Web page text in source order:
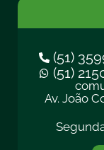
(51)
(51)
Av. João